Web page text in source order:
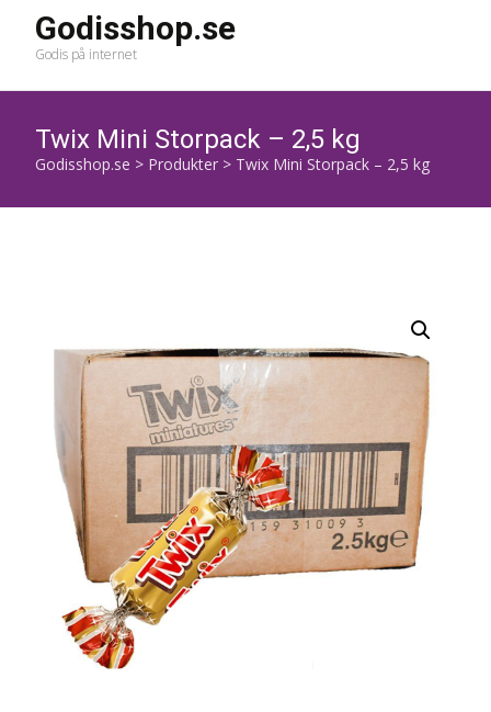
Godisshop.se
Godis på internet
Twix Mini Storpack – 2,5 kg
Godisshop.se > Produkter > Twix Mini Storpack – 2,5 kg